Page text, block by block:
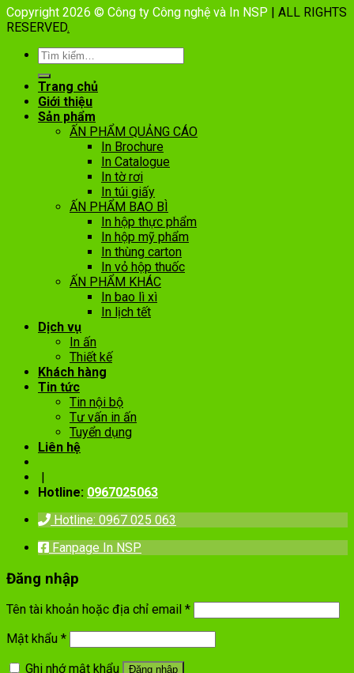
Copyright 2026 © Công ty Công nghệ và In NSP | ALL RIGHTS
RESERVED.
Trang chủ
Giới thiệu
Sản phẩm
ẤN PHẨM QUẢNG CÁO
In Brochure
In Catalogue
In tờ rơi
In túi giấy
ẤN PHẨM BAO BÌ
In hộp thực phẩm
In hộp mỹ phẩm
In thùng carton
In vỏ hộp thuốc
ẤN PHẨM KHÁC
In bao lì xì
In lịch tết
Dịch vụ
In ấn
Thiết kế
Khách hàng
Tin tức
Tin nội bộ
Tư vấn in ấn
Tuyển dụng
Liên hệ
|
Hotline: 0967025063
Hotline: 0967 025 063
Fanpage In NSP
Đăng nhập
Tên tài khoản hoặc địa chỉ email *
Mật khẩu *
Ghi nhớ mật khẩu
Đăng nhập